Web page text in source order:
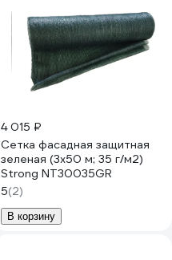
4 015 ₽
Сетка фасадная защитная
зеленая (3x50 м; 35 г/м2)
Strong NT30035GR
5(2)
В корзину